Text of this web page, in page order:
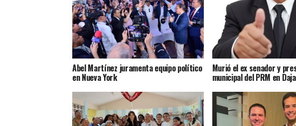
Abel Martínez juramenta equipo político
en Nueva York
Murió el ex senador y
municipal del PRM en